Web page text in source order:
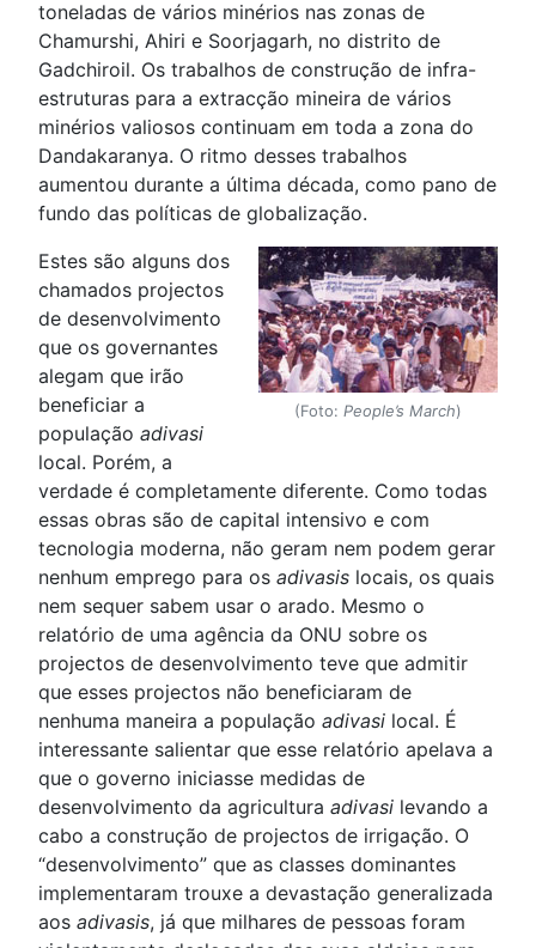
toneladas de vários minérios nas zonas de
Chamurshi, Ahiri e Soorjagarh, no distrito de
Gadchiroil. Os trabalhos de construção de infra-
estruturas para a extracção mineira de vários
minérios valiosos continuam em toda a zona do
Dandakaranya. O ritmo desses trabalhos
aumentou durante a última década, como pano de
fundo das políticas de globalização.
(Foto: People’s March)
Estes são alguns dos
chamados projectos
de desenvolvimento
que os governantes
alegam que irão
beneficiar a
população adivasi
local. Porém, a
verdade é completamente diferente. Como todas
essas obras são de capital intensivo e com
tecnologia moderna, não geram nem podem gerar
nenhum emprego para os adivasis locais, os quais
nem sequer sabem usar o arado. Mesmo o
relatório de uma agência da ONU sobre os
projectos de desenvolvimento teve que admitir
que esses projectos não beneficiaram de
nenhuma maneira a população adivasi local. É
interessante salientar que esse relatório apelava a
que o governo iniciasse medidas de
desenvolvimento da agricultura adivasi levando a
cabo a construção de projectos de irrigação. O
“desenvolvimento” que as classes dominantes
implementaram trouxe a devastação generalizada
aos adivasis, já que milhares de pessoas foram